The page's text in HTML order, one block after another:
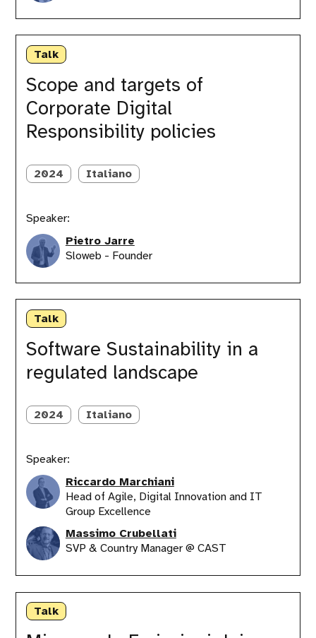
Talk
Scope and targets of
Corporate Digital
Responsibility policies
Scope
targets
Corporate
Digital
Responsibility
policies
2024 Italiano
Speaker:
Pietro Jarre
Sloweb - Founder
Talk
Software Sustainability in a
regulated landscape
Software
Sustainability
regulated
landscape
2024 Italiano
Speaker:
Riccardo Marchiani
Head of Agile, Digital Innovation and IT
Group Excellence
Massimo Crubellati
SVP & Country Manager @ CAST
Talk
Misurare
Emissioni